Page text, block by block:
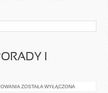
I
KONSTRUKCJE
ZOSTAŁA WYŁĄCZONA